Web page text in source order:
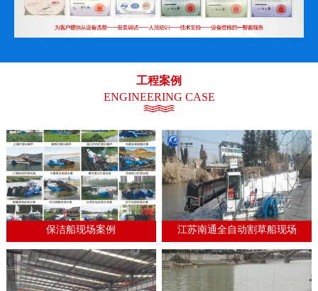
工程案例
ENGINEERING CASE
保洁船现场案例 江苏南通全自动割草船现场